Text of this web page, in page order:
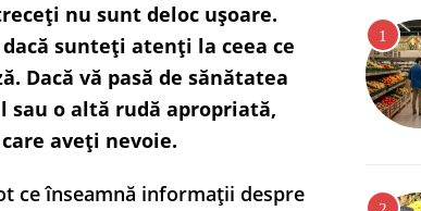
nu sunt deloc ușoare.
sunteți atenți la ceea ce
Dacă vă pasă de sănătatea
sau o altă rudă apropriată,
aveți nevoie.
ce înseamnă informații despre